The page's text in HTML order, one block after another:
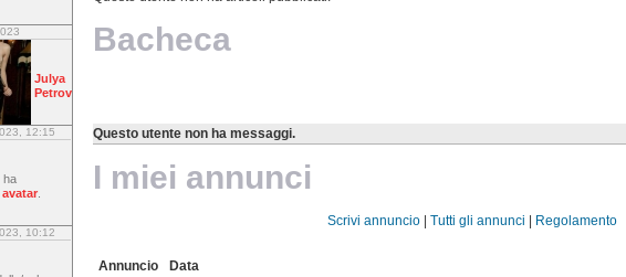
Bacheca
Questo utente non ha messaggi.
I miei annunci
Scrivi annuncio |Tutti gli annunci Regolamento
Annuncio Data
Julya
Petrov
12:15
ha
avatar
10:12